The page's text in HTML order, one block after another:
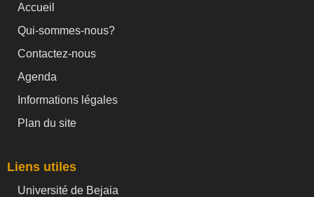
Accueil
Qui-sommes-nous?
Contactez-nous
Agenda
Informations légales
Plan du site
Liens utiles
Université de Bejaia